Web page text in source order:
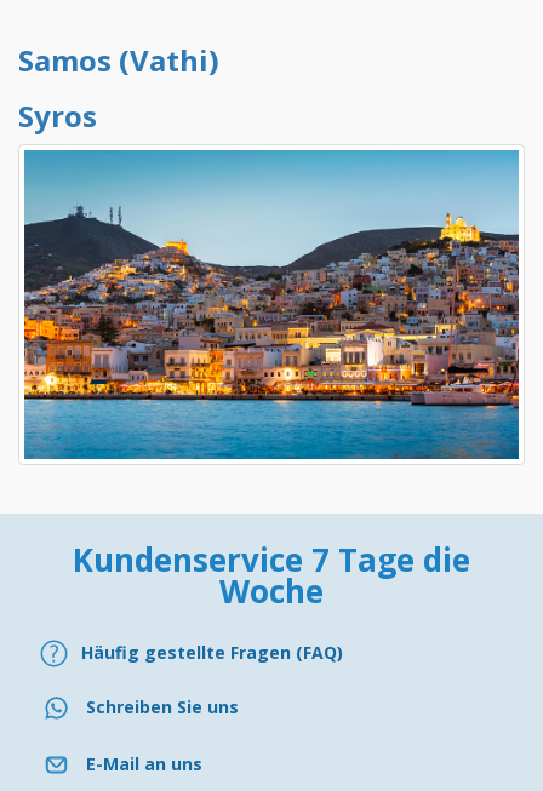
Samos (Vathi)
Syros
Kundenservice 7 Tage die
Woche
Häufig gestellte Fragen (FAQ)
Schreiben Sie uns
E-Mail an uns